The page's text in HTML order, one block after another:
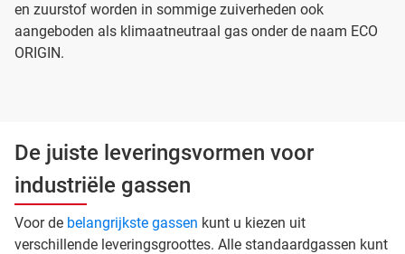
en zuurstof worden in sommige zuiverheden ook
aangeboden als klimaatneutraal gas onder de naam ECO
ORIGIN.
De juiste leveringsvormen voor
industriële gassen
Voor de belangrijkste gassen kunt u kiezen uit
verschillende leveringsgroottes. Alle standaardgassen kunt